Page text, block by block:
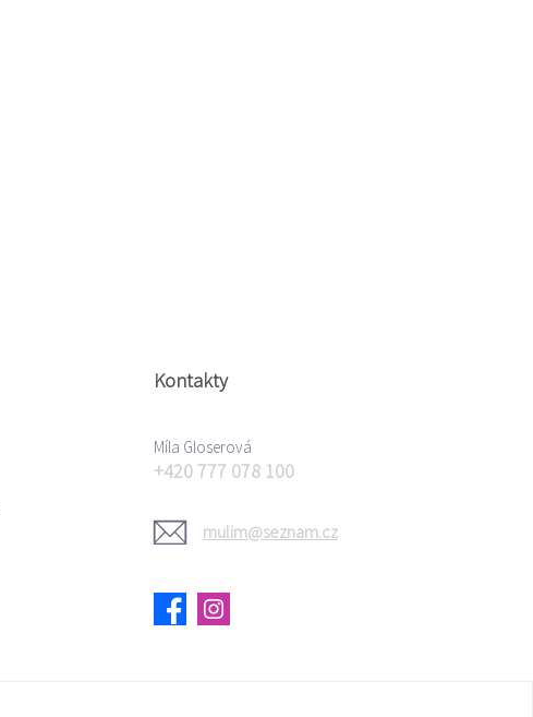
Kontakty
Míla Gloserová
+420 777 078 100
mulim@seznam.cz